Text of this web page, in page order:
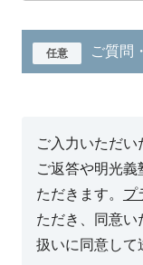
任意 ご質問
ご入力いただ
ご返答や明光
ただきます。 プ
ただき、同意い
扱いに同意して